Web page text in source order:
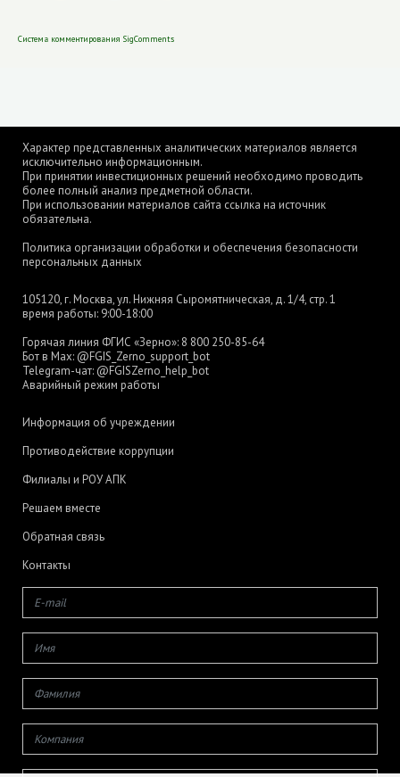
Система комментирования SigComments
Характер представленных аналитических материалов является
исключительно информационным.
При принятии инвестиционных решений необходимо проводить
более полный анализ предметной области.
При использовании материалов сайта ссылка на источник
обязательна.
Политика организации обработки и обеспечения безопасности
персональных данных
105120, г. Москва, ул. Нижняя Сыромятническая, д. 1/4, стр. 1
время работы: 9:00-18:00
Горячая линия ФГИС «Зерно»: 8 800 250-85-64
Бот в Max: @FGIS_Zerno_support_bot
Telegram-чат: @FGISZerno_help_bot
Аварийный режим работы
Информация об учреждении
Противодействие коррупции
Филиалы и РОУ АПК
Решаем вместе
Обратная связь
Контакты